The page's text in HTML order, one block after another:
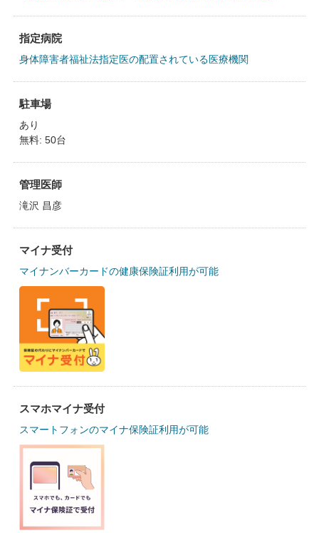
指定病院
身体障害者福祉法指定医の配置されている医療機関
駐車場
あり
無料: 50台
管理医師
滝沢 昌彦
マイナ受付
マイナンバーカードの健康保険証利用が可能
スマホマイナ受付
スマートフォンのマイナ保険証利用が可能